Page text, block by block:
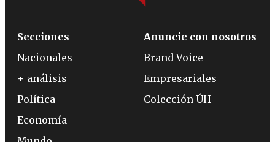
Secciones
Nacionales
+ análisis
Política
Economía
Anuncie con nosotros
Brand Voice
Empresariales
Colección ÚH